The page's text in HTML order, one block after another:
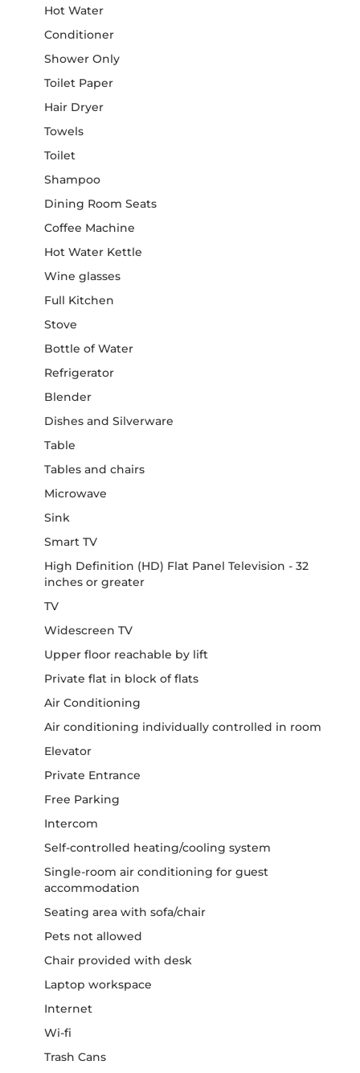
Hot Water
Conditioner
Shower Only
Toilet Paper
Hair Dryer
Towels
Toilet
Shampoo
Dining Room Seats
Coffee Machine
Hot Water Kettle
Wine glasses
Full Kitchen
Stove
Bottle of Water
Refrigerator
Blender
Dishes and Silverware
Table
Tables and chairs
Microwave
Sink
Smart TV
High Definition (HD) Flat Panel Television - 32
inches or greater
TV
Widescreen TV
Upper floor reachable by lift
Private flat in block of flats
Air Conditioning
Air conditioning individually controlled in room
Elevator
Private Entrance
Free Parking
Intercom
Self-controlled heating/cooling system
Single-room air conditioning for guest
accommodation
Seating area with sofa/chair
Pets not allowed
Chair provided with desk
Laptop workspace
Internet
Wi-fi
Trash Cans